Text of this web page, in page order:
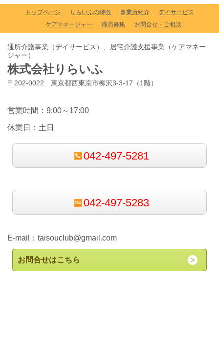
トップページ りらいふの特徴 事業所紹介
デイサービス
ケアマネージャー
職員募集 お問合せ・ご相談
通所介護事業（デイサービス）、居宅介護支援事業（ケアマネー
ジャー）
株式会社りらいふ
〒202-0022 東京都西東京市柳沢3-3-17（1階）
営業時間：9:00～17:00
休業日：土日
042-497-5281
042-497-5283
E-mail： taisouclub@gmail.com
お問合せはこちら